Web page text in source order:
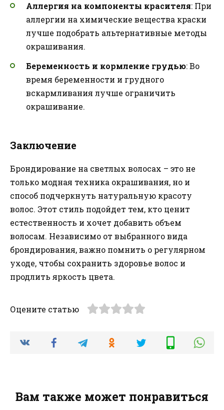
Аллергия на компоненты красителя: При
аллергии на химические вещества краски
лучше подобрать альтернативные методы
окрашивания.
Беременность и кормление грудью: Во
время беременности и грудного
вскармливания лучше ограничить
окрашивание.
Заключение
Брондирование на светлых волосах – это не
только модная техника окрашивания, но и
способ подчеркнуть натуральную красоту
волос. Этот стиль подойдет тем, кто ценит
естественность и хочет добавить объем
волосам. Независимо от выбранного вида
брондирования, важно помнить о регулярном
уходе, чтобы сохранить здоровье волос и
продлить яркость цвета.
Оцените статью
Вам также может понравиться